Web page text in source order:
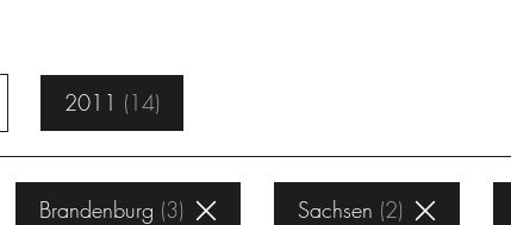
2011 14
Brandenburg 3 Sachsen 2